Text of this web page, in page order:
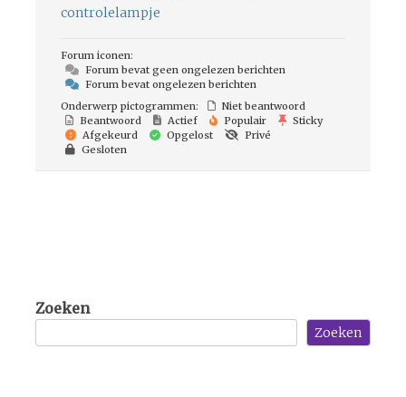
controlelampje
Forum iconen:
Forum bevat geen ongelezen berichten
Forum bevat ongelezen berichten
Onderwerp pictogrammen:
Niet beantwoord
Beantwoord
Actief Populair
Sticky
Afgekeurd
Opgelost
Privé
Gesloten
Zoeken
Zoeken